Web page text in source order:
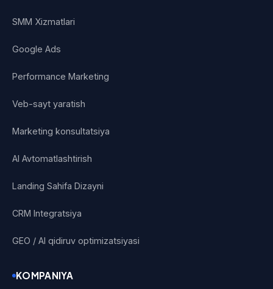
SMM Xizmatlari
Google Ads
Performance Marketing
Veb-sayt yaratish
Marketing konsultatsiya
AI Avtomatlashtirish
Landing Sahifa Dizayni
CRM Integratsiya
GEO / AI qidiruv optimizatsiyasi
KOMPANIYA